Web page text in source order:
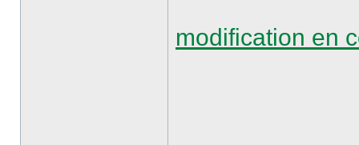
modification en